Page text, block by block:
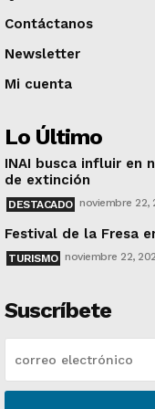
Contáctanos
Newsletter
Mi cuenta
Lo Último
INAI busca influir en
de extinción
DESTACADO noviembre 22,
Festival de la Fresa
TURISMO noviembre 22,
Suscríbete